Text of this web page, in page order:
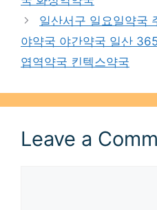
일산서구 일요일약국
야약국 야간약국 일산
엽역약국 킨텍스약국
Leave a